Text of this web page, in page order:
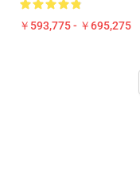
￥593,775 - ￥695,275